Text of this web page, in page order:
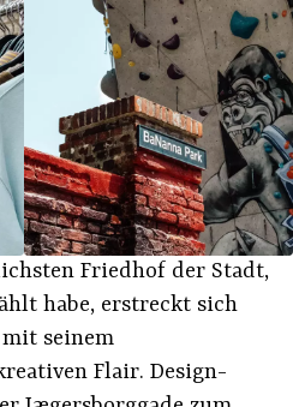
Friedhof der Stadt,
habe, erstreckt sich
seinem
Flair. Design-